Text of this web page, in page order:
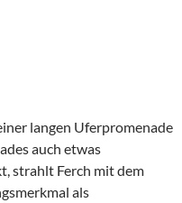
langen Uferpromenade
auch etwas
strahlt Ferch mit dem
als